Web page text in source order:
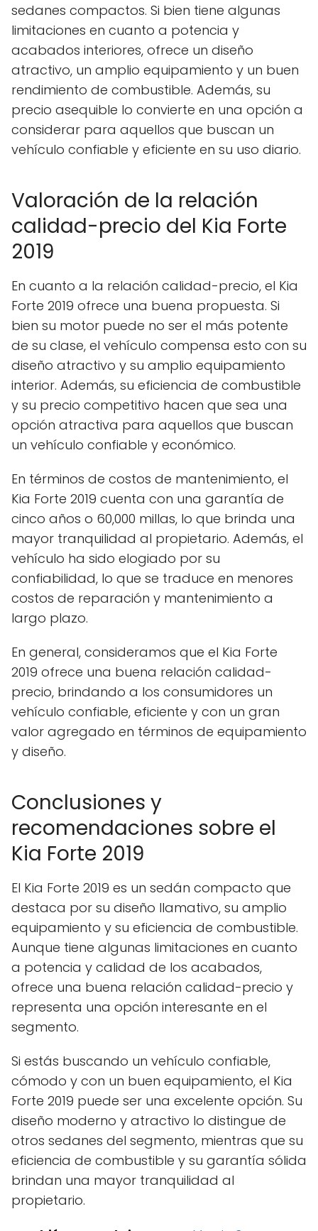
sedanes compactos. Si bien tiene algunas
limitaciones en cuanto a potencia y
acabados interiores, ofrece un diseño
atractivo, un amplio equipamiento y un buen
rendimiento de combustible. Además, su
precio asequible lo convierte en una opción a
considerar para aquellos que buscan un
vehículo confiable y eficiente en su uso diario.
Valoración de la relación
calidad-precio del Kia Forte
2019
En cuanto a la relación calidad-precio, el Kia
Forte 2019 ofrece una buena propuesta. Si
bien su motor puede no ser el más potente
de su clase, el vehículo compensa esto con su
diseño atractivo y su amplio equipamiento
interior. Además, su eficiencia de combustible
y su precio competitivo hacen que sea una
opción atractiva para aquellos que buscan
un vehículo confiable y económico.
En términos de costos de mantenimiento, el
Kia Forte 2019 cuenta con una garantía de
cinco años o 60,000 millas, lo que brinda una
mayor tranquilidad al propietario. Además, el
vehículo ha sido elogiado por su
confiabilidad, lo que se traduce en menores
costos de reparación y mantenimiento a
largo plazo.
En general, consideramos que el Kia Forte
2019 ofrece una buena relación calidad-
precio, brindando a los consumidores un
vehículo confiable, eficiente y con un gran
valor agregado en términos de equipamiento
y diseño.
Conclusiones y
recomendaciones sobre el
Kia Forte 2019
El Kia Forte 2019 es un sedán compacto que
destaca por su diseño llamativo, su amplio
equipamiento y su eficiencia de combustible.
Aunque tiene algunas limitaciones en cuanto
a potencia y calidad de los acabados,
ofrece una buena relación calidad-precio y
representa una opción interesante en el
segmento.
Si estás buscando un vehículo confiable,
cómodo y con un buen equipamiento, el Kia
Forte 2019 puede ser una excelente opción. Su
diseño moderno y atractivo lo distingue de
otros sedanes del segmento, mientras que su
eficiencia de combustible y su garantía sólida
brindan una mayor tranquilidad al
propietario.